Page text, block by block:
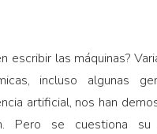
escribir las máquinas?
incluso algunas
artificial, nos han
Pero se cuestiona su